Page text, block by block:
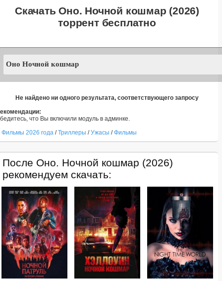
Скачать Оно. Ночной кошмар (2026)
торрент бесплатно
Не найдено ни одного результата, соответствующего запросу
что Вы включили модуль в админке.
Фильмы 2026 года /Триллеры /Ужасы /Фильмы
После Оно. Ночной кошмар (2026)
рекомендуем скачать: